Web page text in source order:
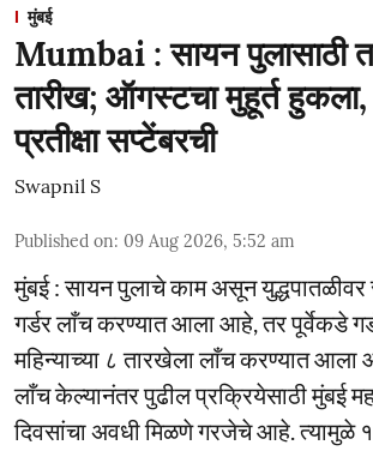
मुंबई
Mumbai : सायन पुलासाठी
तारीख; ऑगस्टचा मुहूर्त
प्रतीक्षा सप्टेंबरची
Swapnil S
Published on: 09 Aug 2026, 5:52 am
मुंबई : सायन पुलाचे काम असून
गर्डर लाँच करण्यात आला आहे, तर पूर्वेकडे
महिन्याच्या ८ तारखेला लाँच करण्यात आला
लाँच केल्यानंतर पुढील प्रक्रियेसाठी मुंबई
दिवसांचा अवधी मिळणे गरजेचे आहे.